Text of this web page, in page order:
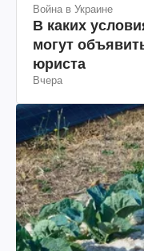
Война в Украине
В каких
могут
юриста
Вчера